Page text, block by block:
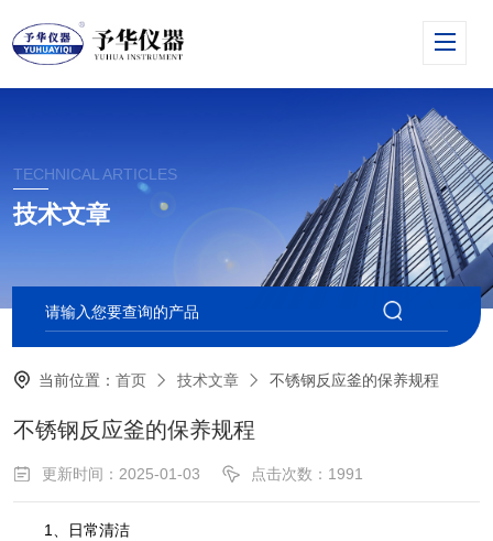
TECHNICAL ARTICLES
技术文章
当前位置：首页 技术文章 不锈钢反应釜的保养规程
不锈钢反应釜的保养规程
更新时间：2025-01-03 点击次数：1991
1、日常清洁